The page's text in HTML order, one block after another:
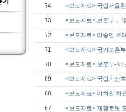
74 <보도자료> 국립서울
73 <보도자료> 보훈부， '
72 <보도자료> 이승만 초
71 <보도자료> 국가보훈
70 <보도자료> 보훈부-
69 <보도자료> 국립괴산
68 <보도자료> 이희완 차
67 <보도자료> 재활로봇